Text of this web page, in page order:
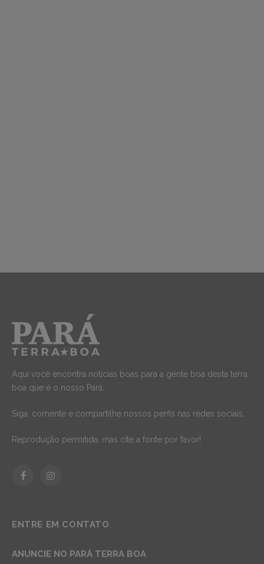
Aqui você encontra notícias boas para a gente boa desta terra
boa que é o nosso Pará.
Siga, comente e compartilhe nossos perfis nas redes sociais.
Reprodução permitida, mas cite a fonte por favor!
FacebookInstagram
ENTRE EM CONTATO
ANUNCIE NO PARÁ TERRA BOA